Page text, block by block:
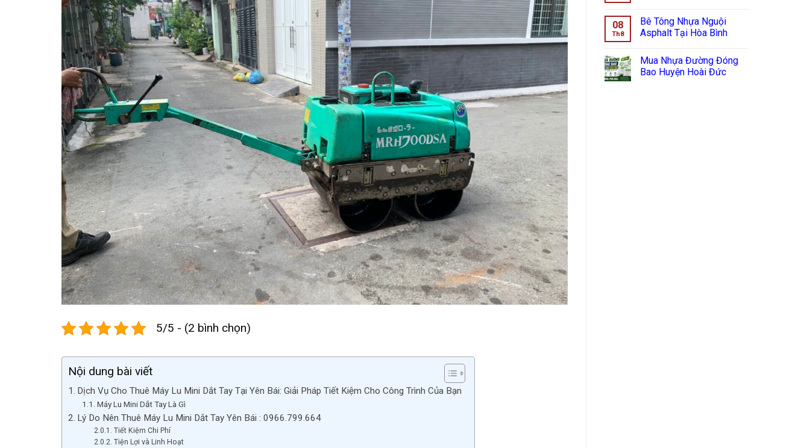
5/5 - (2 bình chọn)
Nội dung bài viết
Dịch Vụ Cho Thuê Máy Lu Mini Dắt Tay Tại Yên Bái: Giải Pháp Tiết Kiệm Cho Công Trình Của Bạn
Máy Lu Mini Dắt Tay Là Gì
Lý Do Nên Thuê Máy Lu Mini Dắt Tay Yên Bái : 0966.799.664
Tiết Kiệm Chi Phí
Tiện Lợi và Linh Hoạt
08
Th8
Bê Tông Nhựa Nguội
Asphalt Tại Hòa Bình
Mua Nhựa Đường Đóng
Bao Huyện Hoài Đức